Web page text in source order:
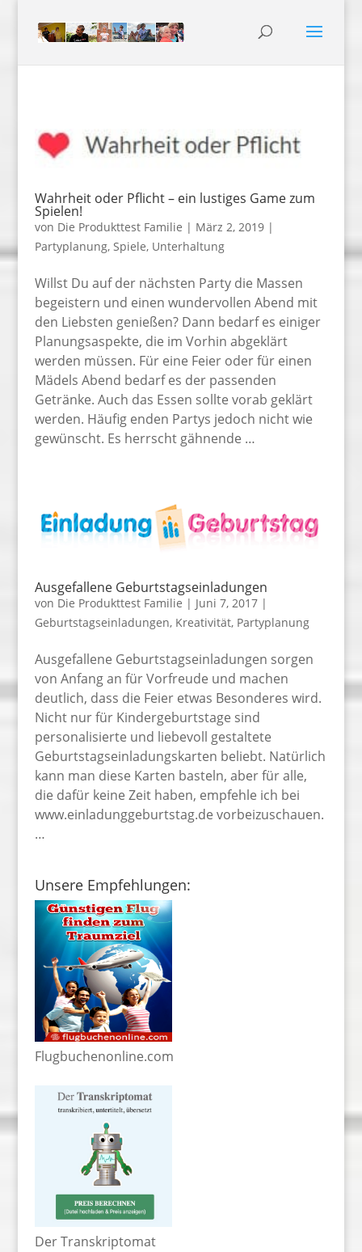
Wahrheit oder Pflicht – ein lustiges Game zum
Spielen!
von Die Produkttest Familie | März 2, 2019|
Partyplanung, Spiele, Unterhaltung
Willst Du auf der nächsten Party die Massen
begeistern und einen wundervollen Abend mit
den Liebsten genießen? Dann bedarf es einiger
Planungsaspekte, die im Vorhin abgeklärt
werden müssen. Für eine Feier oder für einen
Mädels Abend bedarf es der passenden
Getränke. Auch das Essen sollte vorab geklärt
werden. Häufig enden Partys jedoch nicht wie
gewünscht. Es herrscht gähnende …
Ausgefallene Geburtstagseinladungen
von Die Produkttest Familie | Juni 7, 2017|
Geburtstagseinladungen, Kreativität, Partyplanung
Ausgefallene Geburtstagseinladungen sorgen
von Anfang an für Vorfreude und machen
deutlich, dass die Feier etwas Besonderes wird.
Nicht nur für Kindergeburtstage sind
personalisierte und liebevoll gestaltete
Geburtstagseinladungskarten beliebt. Natürlich
kann man diese Karten basteln, aber für alle,
die dafür keine Zeit haben, empfehle ich bei
www.einladunggeburtstag.de vorbeizuschauen.
…
Unsere Empfehlungen:
Flugbuchenonline.com
Der Transkriptomat